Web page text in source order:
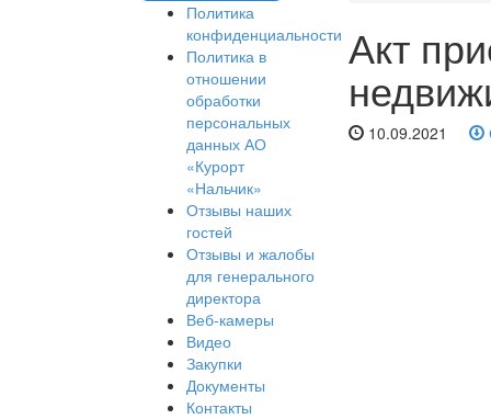
Политика
конфиденциальности
Политика в
отношении
обработки
персональных
данных АО
«Курорт
«Нальчик»
Отзывы наших
гостей
Отзывы и жалобы
для генерального
директора
Веб-камеры
Видео
Закупки
Документы
Контакты
Акт
10.09.2021